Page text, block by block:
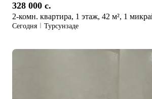
328 000 c.
2-комн. квартира, 1 этаж, 42 м², 1
Сегодня Турсунзаде